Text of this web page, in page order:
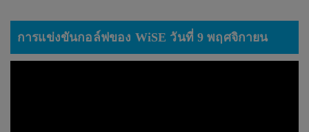
การแข่งขันกอล์ฟของ WiSE วันที่ 9 พฤศจิกายน